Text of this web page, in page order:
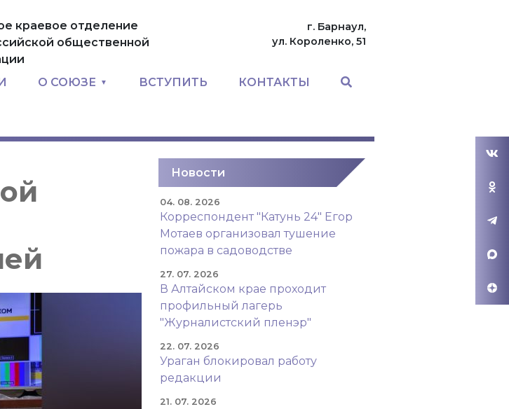
краевое отделение
общественной
г. Барнаул,
ул. Короленко, 51
О СОЮЗЕ ВСТУПИТЬ КОНТАКТЫ
Новости
04. 08. 2026
Корреспондент "Катунь 24" Егор
Мотаев организовал тушение
пожара в садоводстве
27. 07. 2026
В Алтайском крае проходит
профильный лагерь
"Журналистский пленэр"
22. 07. 2026
Ураган блокировал работу
редакции
21. 07. 2026